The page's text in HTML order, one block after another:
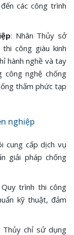
các công trình
: Nhân Thủy sở
công giàu kinh
hành nghề và tay
công nghệ chống
thấm phức tạp
nghiệp
cung cấp dịch vụ
giải pháp chống
trình thi công
kỹ thuật, đảm
Thủy chỉ sử dụng